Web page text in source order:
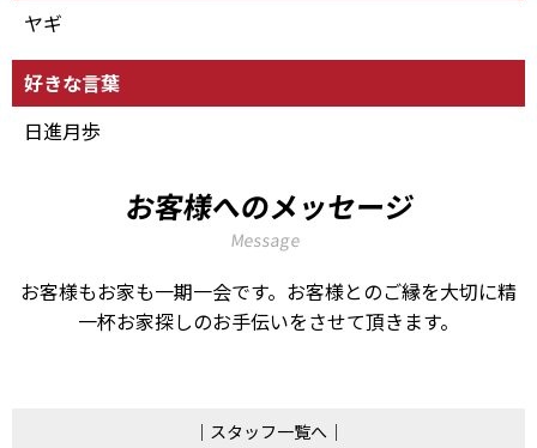
ヤギ
好きな言葉
日進月歩
お客様へのメッセージ
Message
お客様もお家も一期一会です。お客様とのご縁を大切に精
一杯お家探しのお手伝いをさせて頂きます。
スタッフ一覧へ